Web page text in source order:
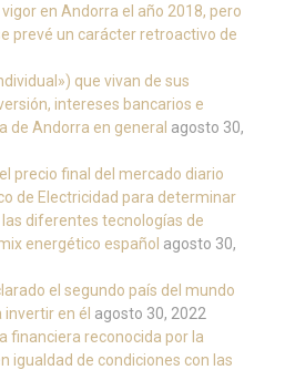
en Andorra el año 2018, pero
prevé un carácter retroactivo de
que vivan de sus
intereses bancarios e
de Andorra en general agosto 30,
precio final del mercado diario
de Electricidad para determinar
diferentes tecnologías de
energético español agosto 30,
el segundo país del mundo
en él agosto 30, 2022
financiera reconocida por la
igualdad de condiciones con las